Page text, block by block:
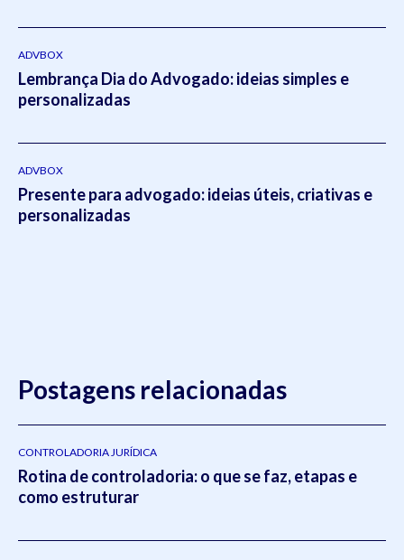
pela editoraViseu.
ADVBOX
Lembrança Dia do Advogado: ideias simples e
personalizadas
ADVBOX
Presente para advogado: ideias úteis, criativas e
personalizadas
Postagens relacionadas
CONTROLADORIA JURÍDICA
Rotina de controladoria: o que se faz, etapas e
como estruturar